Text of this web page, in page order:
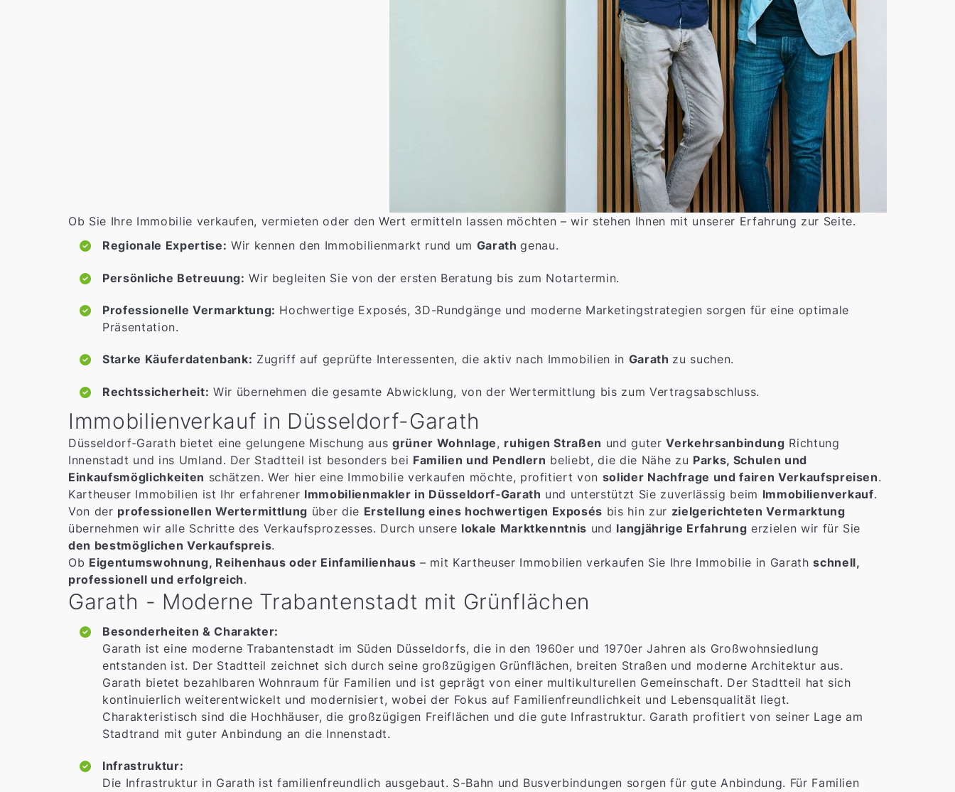
Ob Sie Ihre Immobilie verkaufen, vermieten oder den Wert ermitteln lassen möchten – wir stehen Ihnen mit unserer Erfahrung zur Seite.
Regionale Expertise: Wir kennen den Immobilienmarkt rund um Garathgenau.
Persönliche Betreuung: Wir begleiten Sie von der ersten Beratung bis zum Notartermin.
Professionelle Vermarktung: Hochwertige Exposés, 3D-Rundgänge und moderne Marketingstrategien sorgen für eine optimale
Präsentation.
Starke Käuferdatenbank: Zugriff auf geprüfte Interessenten, die aktiv nach Immobilien in Garath zu suchen.
Rechtssicherheit: Wir übernehmen die gesamte Abwicklung, von der Wertermittlung bis zum Vertragsabschluss.
Immobilienverkauf in Düsseldorf-Garath
Düsseldorf‑Garath bietet eine gelungene Mischung aus grüner Wohnlage, ruhigen Straßen und guterVerkehrsanbindung Richtung
Innenstadt und ins Umland. Der Stadtteil ist besonders bei Familien und Pendlern beliebt, die die Nähe zu Parks, Schulen und
Einkaufsmöglichkeiten schätzen. Wer hier eine Immobilie verkaufen möchte, profitiert von solider Nachfrage und fairen Verkaufspreisen.
Kartheuser Immobilien ist Ihr erfahrener Immobilienmakler in Düsseldorf‑Garath und unterstützt Sie zuverlässig beim Immobilienverkauf.
Von der professionellen Wertermittlung über die Erstellung eines hochwertigen Exposés bis hin zur zielgerichteten Vermarktung
übernehmen wir alle Schritte des Verkaufsprozesses. Durch unsere lokale Marktkenntnis und langjährige Erfahrung erzielen wir für Sie
den bestmöglichen Verkaufspreis.
Ob Eigentumswohnung, Reihenhaus oder Einfamilienhaus – mit Kartheuser Immobilien verkaufen Sie Ihre Immobilie in Garathschnell,
professionell und erfolgreich.
Garath - Moderne Trabantenstadt mit Grünflächen
Besonderheiten & Charakter:
Garath ist eine moderne Trabantenstadt im Süden Düsseldorfs, die in den 1960er und 1970er Jahren als Großwohnsiedlung
entstanden ist. Der Stadtteil zeichnet sich durch seine großzügigen Grünflächen, breiten Straßen und moderne Architektur aus.
Garath bietet bezahlbaren Wohnraum für Familien und ist geprägt von einer multikulturellen Gemeinschaft. Der Stadtteil hat sich
kontinuierlich weiterentwickelt und modernisiert, wobei der Fokus auf Familienfreundlichkeit und Lebensqualität liegt.
Charakteristisch sind die Hochhäuser, die großzügigen Freiflächen und die gute Infrastruktur. Garath profitiert von seiner Lage am
Stadtrand mit guter Anbindung an die Innenstadt.
Infrastruktur:
Die Infrastruktur in Garath ist familienfreundlich ausgebaut. S-Bahn und Busverbindungen sorgen für gute Anbindung. Für Familien